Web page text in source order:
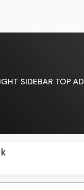
SIDEBAR TOP AD